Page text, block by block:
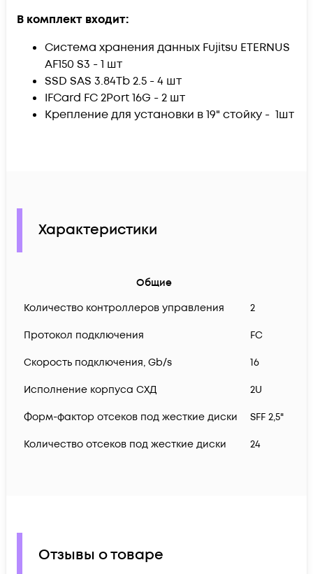
В комплект входит:
Система хранения данных Fujitsu ETERNUS
AF150 S3 - 1 шт
SSD SAS 3.84Tb 2.5 - 4 шт
IFCard FC 2Port 16G - 2 шт
Крепление для установки в 19" стойку - 1шт
Характеристики
Общие
Количество контроллеров управления
2
Протокол подключения FC
Скорость подключения, Gb/s 16
Исполнение корпуса СХД 2U
Форм-фактор отсеков под жесткие диски SFF 2,5"
Количество отсеков под жесткие диски 24
Отзывы о товаре